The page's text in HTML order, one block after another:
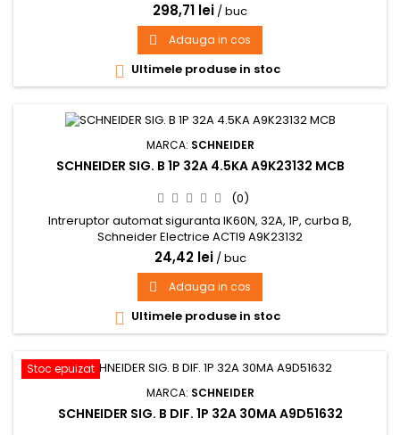
298,71 lei / buc
 Adauga in cos
 Ultimele produse in stoc
MARCA: SCHNEIDER
SCHNEIDER SIG. B 1P 32A 4.5KA A9K23132 MCB
(0)
Intreruptor automat siguranta IK60N, 32A, 1P, curba B,
Schneider Electrice ACTI9 A9K23132
24,42 lei / buc
 Adauga in cos
 Ultimele produse in stoc
Stoc epuizat
MARCA: SCHNEIDER
SCHNEIDER SIG. B DIF. 1P 32A 30MA A9D51632